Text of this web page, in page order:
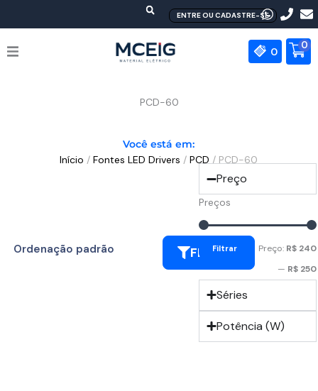
conteúdo
ENTRE OU CADASTRE-SE
PRODUTOS
0
0
PCD-60
Você está em:
Início /Fontes LED Drivers /PCD / PCD-60
FILTRAR
Preço
Preços
Filtrar Preço: R$ 240
— R$ 250
Séries
Potência (W)